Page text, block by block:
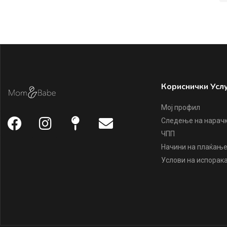
Кориснички
Мој профил
Следење на
ЧПП
Начини на плаќање
Услови на испорака